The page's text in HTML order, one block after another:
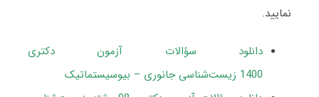
نمایید.
دانلود سؤالات آزمون دکتری
1400 زیست‌شناسی جانوری – بیوسیستماتیک